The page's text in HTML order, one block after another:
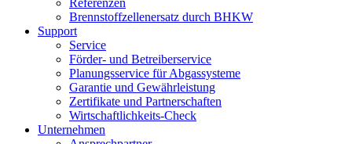
Referenzen
Brennstoffzellenersatz durch BHKW
Support
Service
Förder- und Betreiberservice
Planungsservice für Abgassysteme
Garantie und Gewährleistung
Zertifikate und Partnerschaften
Wirtschaftlichkeits-Check
Unternehmen